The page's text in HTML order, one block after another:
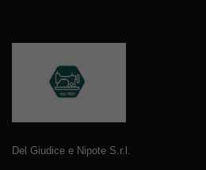
Del Giudice e Nipote S.r.l.